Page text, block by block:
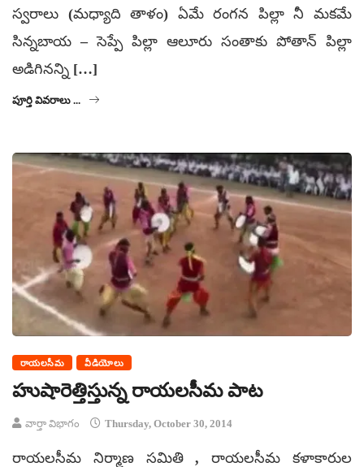
స్వరాలు (మధ్యాది తాళం) ఏమే రంగన పిల్లా నీ మకమే
సిన్నబాయ – సెప్పే పిల్లా ఆలూరు సంతాకు పోతాన్ పిల్లా
అడిగినన్ని […]
పూర్తి వివరాలు ...
రాయలసీమ వీడియోలు
హుషారెత్తిస్తున్న రాయలసీమ పాట
వార్తా విభాగం Thursday, October 30, 2014
రాయలసీమ నిర్మాణ సమితి , రాయలసీమ కళాకారుల